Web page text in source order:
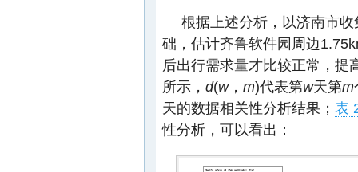
根据上述分析，以济南市
础，估计齐鲁软件园周边
后出行需求量才比较正常，提
所示， d(w， m)代表第w天第m
天的数据相关性分析结果； 表
性分析，可以看出：